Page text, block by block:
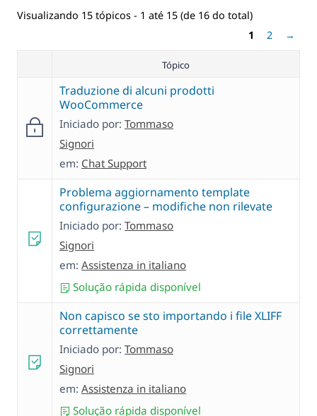
Visualizando 15 tópicos - 1 até 15 (de 16 do total)
1
2 →
Tópico
Traduzione di alcuni prodotti
WooCommerce
Iniciado por: Tommaso
Signori
em: Chat Support
Problema aggiornamento template
configurazione – modifiche non rilevate
Iniciado por: Tommaso
Signori
em: Assistenza in italiano
Solução rápida disponível
Non capisco se sto importando i file XLIFF
correttamente
Iniciado por: Tommaso
Signori
em: Assistenza in italiano
Solução rápida disponível